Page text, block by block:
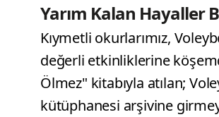
Yarım Kalan Hayaller
Kıymetli okurlarımız,
değerli etkinliklerine
Ölmez" kitabıyla atılan;
kütüphanesi arşivine